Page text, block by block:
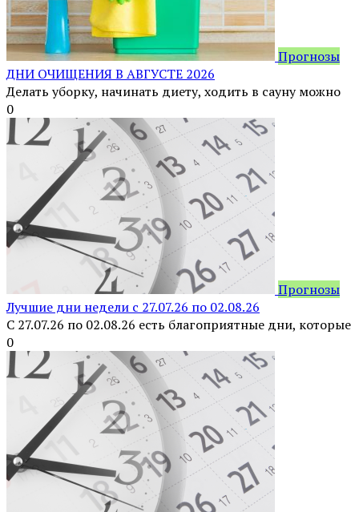
Прогнозы
ДНИ ОЧИЩЕНИЯ В АВГУСТЕ 2026
Делать уборку, начинать диету, ходить в сауну можно
0
Прогнозы
Лучшие дни недели с 27.07.26 по 02.08.26
С 27.07.26 по 02.08.26 есть благоприятные дни, которые
0